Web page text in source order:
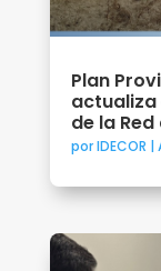
Plan
actualiza
de la
porIDECOR |